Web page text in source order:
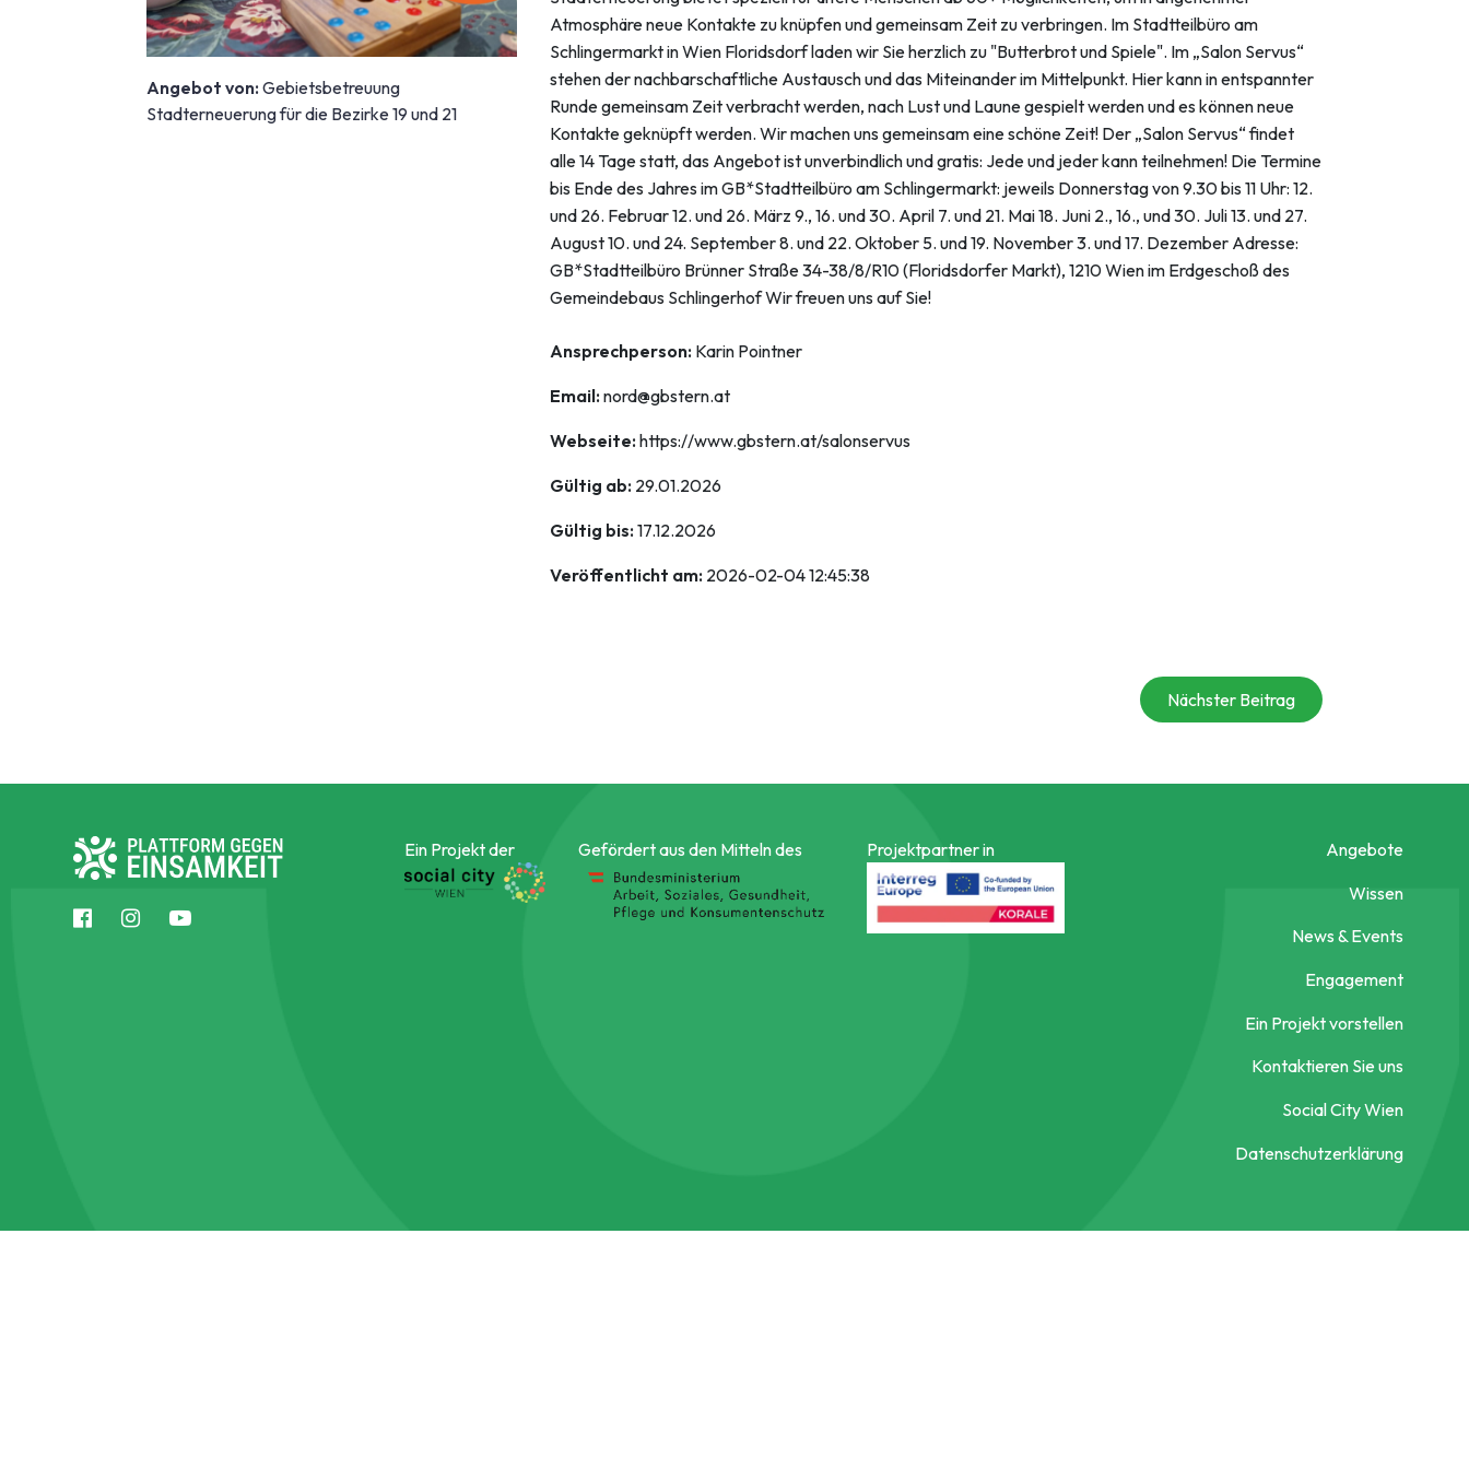
Angebot von: Gebietsbetreuung
Stadterneuerung für die Bezirke 19 und 21
Atmosphäre neue Kontakte zu knüpfen und gemeinsam Zeit zu verbringen. Im Stadtteilbüro am
Schlingermarkt in Wien Floridsdorf laden wir Sie herzlich zu "Butterbrot und Spiele". Im „Salon Servus“
stehen der nachbarschaftliche Austausch und das Miteinander im Mittelpunkt. Hier kann in entspannter
Runde gemeinsam Zeit verbracht werden, nach Lust und Laune gespielt werden und es können neue
Kontakte geknüpft werden. Wir machen uns gemeinsam eine schöne Zeit! Der „Salon Servus“ findet
alle 14 Tage statt, das Angebot ist unverbindlich und gratis: Jede und jeder kann teilnehmen! Die Termine
bis Ende des Jahres im GB*Stadtteilbüro am Schlingermarkt: jeweils Donnerstag von 9.30 bis 11 Uhr: 12.
und 26. Februar 12. und 26. März 9., 16. und 30. April 7. und 21. Mai 18. Juni 2., 16., und 30. Juli 13. und 27.
August 10. und 24. September 8. und 22. Oktober 5. und 19. November 3. und 17. Dezember Adresse:
GB*Stadtteilbüro Brünner Straße 34-38/8/R10 (Floridsdorfer Markt), 1210 Wien im Erdgeschoß des
Gemeindebaus Schlingerhof Wir freuen uns auf Sie!
Ansprechperson: Karin Pointner
Email:nord@gbstern.at
Webseite:https://www.gbstern.at/salonservus
Gültig ab: 29.01.2026
Gültig bis:17.12.2026
Veröffentlicht am: 2026-02-04 12:45:38
Nächster Beitrag
Ein Projekt der Gefördert aus den Mitteln des Projektpartner in
Angebote
Wissen
News & Events
Engagement
Ein Projekt vorstellen
Kontaktieren Sie uns
Social City Wien
Datenschutzerklärung